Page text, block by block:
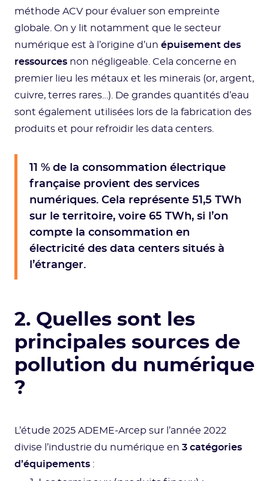
méthode ACV pour évaluer son empreinte
globale. On y lit notamment que le secteur
numérique est à l’origine d’un épuisement des
ressources non négligeable. Cela concerne en
premier lieu les métaux et les minerais (or, argent,
cuivre, terres rares…). De grandes quantités d’eau
sont également utilisées lors de la fabrication des
produits et pour refroidir les data centers.
11 % de la consommation électrique
française provient des services
numériques. Cela représente 51,5 TWh
sur le territoire, voire 65 TWh, si l’on
compte la consommation en
électricité des data centers situés à
l’étranger.
2. Quelles sont les
principales sources de
pollution du numérique
?
L’étude 2025 ADEME-Arcep sur l’année 2022
divise l’industrie du numérique en 3 catégories
d’équipements :